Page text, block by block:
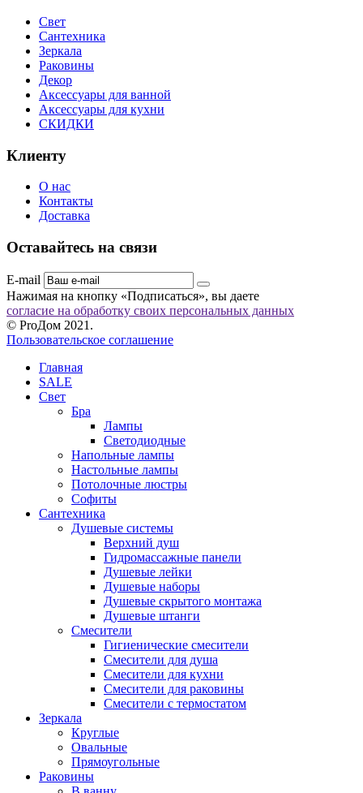
Свет
Сантехника
Зеркала
Раковины
Декор
Аксессуары для ванной
Аксессуары для кухни
СКИДКИ
Клиенту
О нас
Контакты
Доставка
Оставайтесь на связи
E-mail
Нажимая на кнопку «Подписаться», вы даете
согласие на обработку своих персональных данных
© ProДом 2021.
Пользовательское соглашение
Главная
SALE
Свет
Бра
Лампы
Светодиодные
Напольные лампы
Настольные лампы
Потолочные люстры
Софиты
Сантехника
Душевые системы
Верхний душ
Гидромассажные панели
Душевые лейки
Душевые наборы
Душевые скрытого монтажа
Душевые штанги
Смесители
Гигиенические смесители
Смесители для душа
Смесители для кухни
Смесители для раковины
Смесители с термостатом
Зеркала
Круглые
Овальные
Прямоугольные
Раковины